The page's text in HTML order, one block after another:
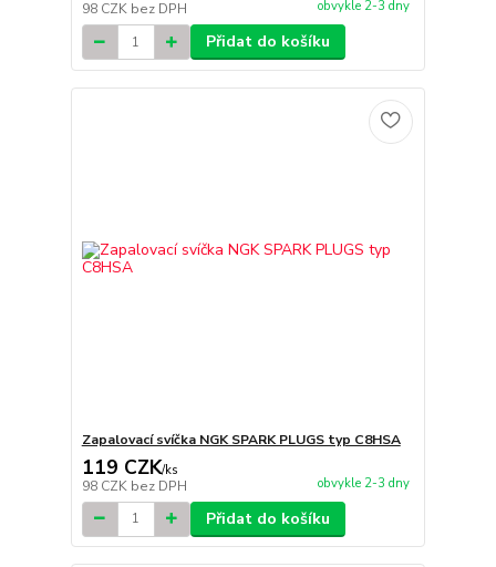
98 CZK bez DPH obvykle 2-3 dny
Přidat do košíku
Zapalovací svíčka NGK SPARK PLUGS typ C8HSA
119 CZK/ks
98 CZK bez DPH obvykle 2-3 dny
Přidat do košíku